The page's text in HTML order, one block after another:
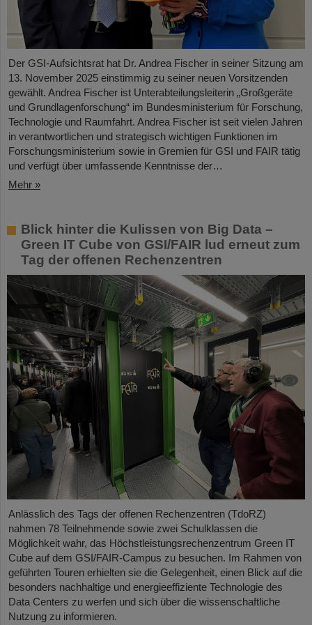
Der GSI-Aufsichtsrat hat Dr. Andrea Fischer in seiner Sitzung am
13. November 2025 einstimmig zu seiner neuen Vorsitzenden
gewählt. Andrea Fischer ist Unterabteilungsleiterin „Großgeräte
und Grundlagenforschung“ im Bundesministerium für Forschung,
Technologie und Raumfahrt. Andrea Fischer ist seit vielen Jahren
in verantwortlichen und strategisch wichtigen Funktionen im
Forschungsministerium sowie in Gremien für GSI und FAIR tätig
und verfügt über umfassende Kenntnisse der…
Mehr »
Blick hinter die Kulissen von Big Data –
Green IT Cube von GSI/FAIR lud erneut zum
Tag der offenen Rechenzentren
Anlässlich des Tags der offenen Rechenzentren (TdoRZ)
nahmen 78 Teilnehmende sowie zwei Schulklassen die
Möglichkeit wahr, das Höchstleistungsrechenzentrum Green IT
Cube auf dem GSI/FAIR-Campus zu besuchen. Im Rahmen von
geführten Touren erhielten sie die Gelegenheit, einen Blick auf die
besonders nachhaltige und energieeffiziente Technologie des
Data Centers zu werfen und sich über die wissenschaftliche
Nutzung zu informieren.